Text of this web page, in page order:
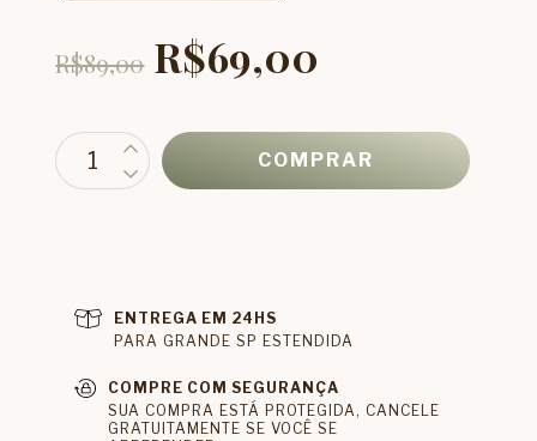
R$89,00 R$69,00
ENTREGA EM 24HS
PARA GRANDE SP ESTENDIDA
COMPRE COM SEGURANÇA
SUA COMPRA ESTÁ PROTEGIDA, CANCELE
GRATUITAMENTE SE VOCÊ SE